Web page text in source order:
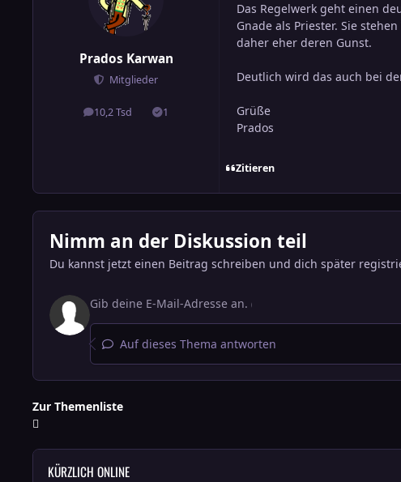
Prados Karwan
Mitglieder
10,2 Tsd
Beiträge 1
Lösungen
Das Regelwerk geht einen
Gnade als Priester. Sie
daher eher deren Gunst.
Deutlich wird das auch bei
Grüße
Prados
Zitieren
Nimm an der Diskussion teil
Du kannst jetzt einen Beitrag schreiben und dich später
Auf dieses Thema antworten
Zur Themenliste
KÜRZLICH ONLINE